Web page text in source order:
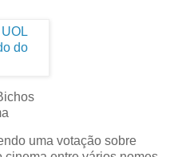
uma votação sobre